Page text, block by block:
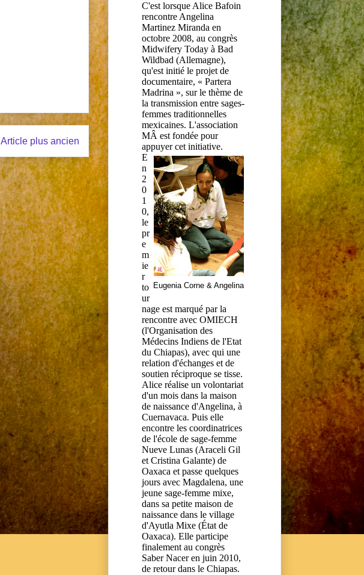
Article plus ancien
C'est lorsque Alice Bafoin
rencontre Angelina
Martinez Miranda en
octobre 2008, au congrès
Midwifery Today à Bad
Wildbad (Allemagne),
qu'est initié le projet de
documentaire, « Partera
Madrina », sur le thème de
la transmission entre sages-
femmes traditionnelles
mexicaines. L'association
MÂ est fondée pour
appuyer cet initiative.
Eugenia Corne & Angelina
E
n
2
0
1
0,
le
pr
e
m
ie
r
to
ur
nage est marqué par la
rencontre avec OMIECH
(l'Organisation des
Médecins Indiens de l'Etat
du Chiapas), avec qui une
relation d'échanges et de
soutien réciproque se tisse.
Alice réalise un volontariat
d'un mois dans la maison
de naissance d'Angelina, à
Cuernavaca. Puis elle
encontre les coordinatrices
de l'école de sage-femme
Nueve Lunas (Araceli Gil
et Cristina Galante) de
Oaxaca et passe quelques
jours avec Magdalena, une
jeune sage-femme mixe,
dans sa petite maison de
naissance dans le village
d'Ayutla Mixe (État de
Oaxaca). Elle participe
finalement au congrès
Saber Nacer en juin 2010,
de retour dans le Chiapas.